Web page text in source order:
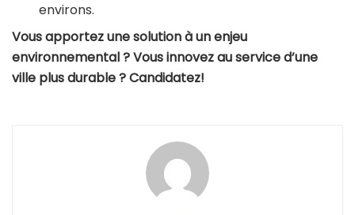
environs.
Vous apportez une solution à un enjeu
environnemental ? Vous innovez au service d’une
ville plus durable ?Candidatez!